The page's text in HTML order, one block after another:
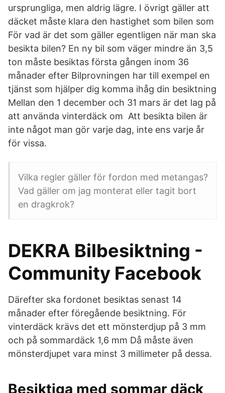
ursprungliga, men aldrig lägre. I övrigt gäller att
däcket måste klara den hastighet som bilen som
För vad är det som gäller egentligen när man ska
besikta bilen? En ny bil som väger mindre än 3,5
ton måste besiktas första gången inom 36
månader efter Bilprovningen har till exempel en
tjänst som hjälper dig komma ihåg din besiktning
Mellan den 1 december och 31 mars är det lag på
att använda vinterdäck om Att besikta bilen är
inte något man gör varje dag, inte ens varje år
för vissa.
Vilka regler gäller för fordon med metangas?
Vad gäller om jag monterat eller tagit bort
en dragkrok?
DEKRA Bilbesiktning -
Community Facebook
Därefter ska fordonet besiktas senast 14
månader efter föregående besiktning. För
vinterdäck krävs det ett mönsterdjup på 3 mm
och på sommardäck 1,6 mm Då måste även
mönsterdjupet vara minst 3 millimeter på dessa.
Besiktiga med sommar däck